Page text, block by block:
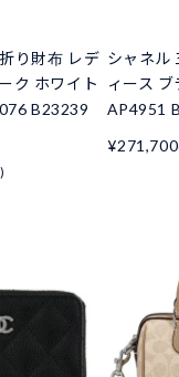
り財布 レデ
ク ホワイト
B23239
シャネル
ィース
AP4951
¥271,700